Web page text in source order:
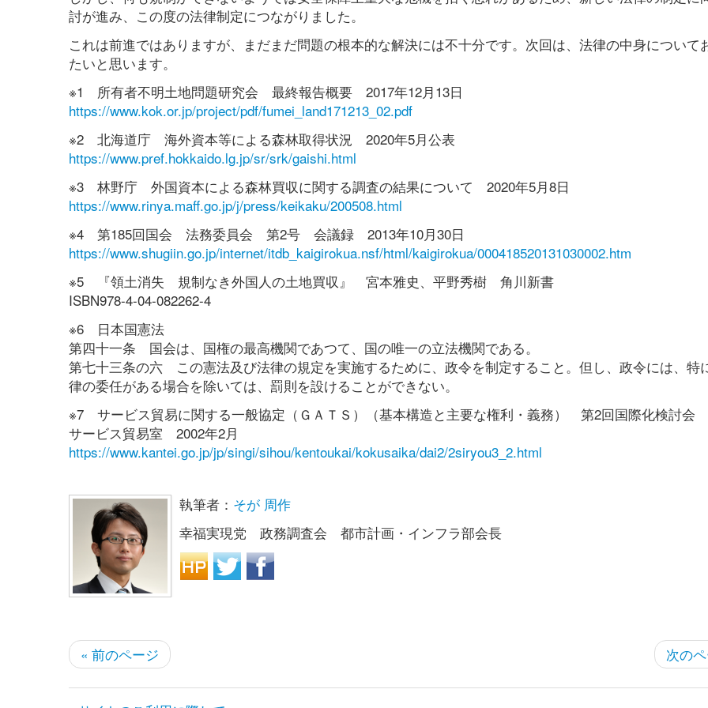
討が進み、この度の法律制定につながりました。
これは前進ではありますが、まだまだ問題の根本的な解決には不十分です。次回は、法律の中身について
たいと思います。
※1 所有者不明土地問題研究会 最終報告概要 2017年12月13日
https://www.kok.or.jp/project/pdf/fumei_land171213_02.pdf
※2 北海道庁 海外資本等による森林取得状況 2020年5月公表
https://www.pref.hokkaido.lg.jp/sr/srk/gaishi.html
※3 林野庁 外国資本による森林買収に関する調査の結果について 2020年5月8日
https://www.rinya.maff.go.jp/j/press/keikaku/200508.html
※4 第185回国会 法務委員会 第2号 会議録 2013年10月30日
https://www.shugiin.go.jp/internet/itdb_kaigirokua.nsf/html/kaigirokua/000418520131030002.htm
※5 『領土消失 規制なき外国人の土地買収』 宮本雅史、平野秀樹 角川新書
ISBN978-4-04-082262-4
※6 日本国憲法
第四十一条 国会は、国権の最高機関であつて、国の唯一の立法機関である。
第七十三条の六 この憲法及び法律の規定を実施するために、政令を制定すること。但し、政令には、特
律の委任がある場合を除いては、罰則を設けることができない。
※7 サービス貿易に関する一般協定（ＧＡＴＳ）（基本構造と主要な権利・義務） 第2回国際化検討会
サービス貿易室 2002年2月
https://www.kantei.go.jp/jp/singi/sihou/kentoukai/kokusaika/dai2/2siryou3_2.html
執筆者： そが 周作
幸福実現党 政務調査会 都市計画・インフラ部会長
« 前のページ 次の